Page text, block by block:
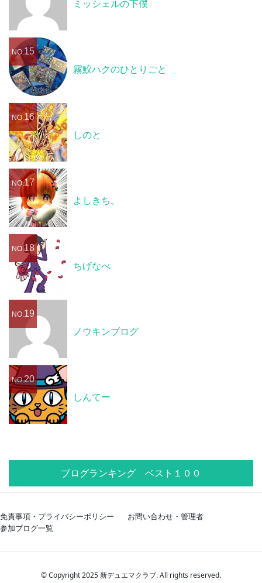
ミッシェルの下僕
NO.15
霧鮫ハクのひとりごと
NO.16
しのと
NO.17
よしきち。
NO.18
ちげなべ
NO. 19
ノウキンブログ
NO.20
しんてー
ブログランキング ベスト１００
免責事項・プライバシーポリシー
お問い合わせ・管理者
参加ブログ一覧
© Copyright 2025 新デュエマクラブ. All rights reserved.